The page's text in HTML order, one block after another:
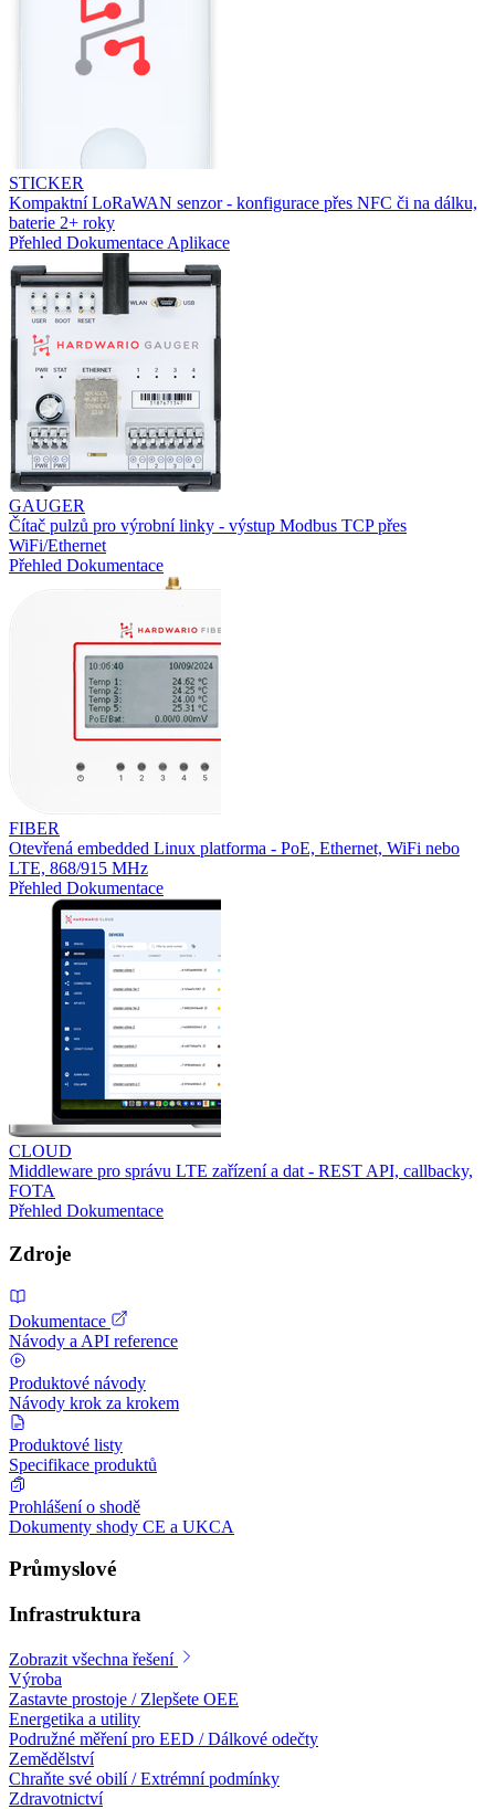
STICKER
Kompaktní LoRaWAN senzor - konfigurace přes NFC či na dálku,
baterie 2+ roky
Přehled Dokumentace Aplikace
GAUGER
Čítač pulzů pro výrobní linky - výstup Modbus TCP přes
WiFi/Ethernet
Přehled Dokumentace
FIBER
Otevřená embedded Linux platforma - PoE, Ethernet, WiFi nebo
LTE, 868/915 MHz
Přehled Dokumentace
CLOUD
Middleware pro správu LTE zařízení a dat - REST API, callbacky,
FOTA
Přehled Dokumentace
Zdroje
Dokumentace
Návody a API reference
Produktové návody
Návody krok za krokem
Produktové listy
Specifikace produktů
Prohlášení o shodě
Dokumenty shody CE a UKCA
Průmyslové
Infrastruktura
Zobrazit všechna řešení
Výroba
Zastavte prostoje / Zlepšete OEE
Energetika a utility
Podružné měření pro EED / Dálkové odečty
Zemědělství
Chraňte své obilí / Extrémní podmínky
Zdravotnictví